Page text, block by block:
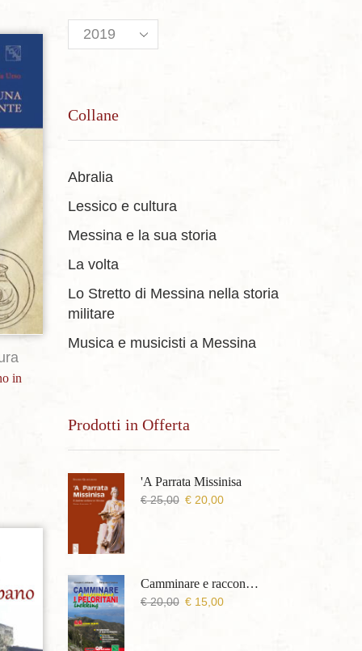
in
Collane
Abralia
Lessico e cultura
Messina e la sua storia
La volta
Lo Stretto di Messina nella storia
militare
Musica e musicisti a Messina
Prodotti in Offerta
'A Parrata Missinisa
€25,00 Il€20,00Il
Camminare e raccontare i Peloritani Trekking
€20,00 Il€15,00Il